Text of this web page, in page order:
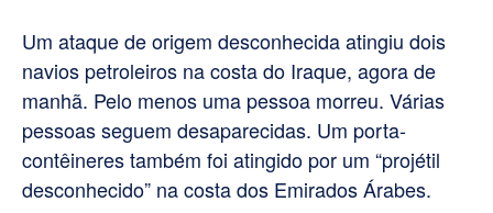
Um ataque de origem desconhecida atingiu dois
navios petroleiros na costa do Iraque, agora de
manhã. Pelo menos uma pessoa morreu. Várias
pessoas seguem desaparecidas. Um porta-
contêineres também foi atingido por um “projétil
desconhecido” na costa dos Emirados Árabes.